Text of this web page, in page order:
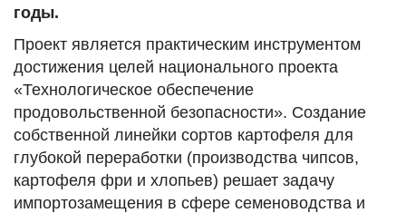
годы.
Проект является практическим инструментом
достижения целей национального проекта
«Технологическое обеспечение
продовольственной безопасности». Создание
собственной линейки сортов картофеля для
глубокой переработки (производства чипсов,
картофеля фри и хлопьев) решает задачу
импортозамещения в сфере семеноводства и